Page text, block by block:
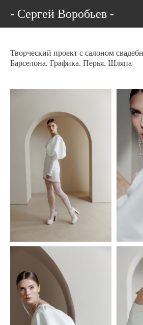
- Сергей Воробьев -
Творческий проект с салоном
Барселона. Графика. Перья. Шляпа